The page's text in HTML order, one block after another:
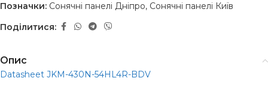
Позначки: Сонячні панелі Дніпро, Сонячні панелі Київ
Поділитися:
Опис
Datasheet JKM-430N-54HL4R-BDV